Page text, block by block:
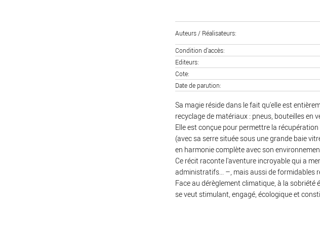
Auteurs / Réalisateurs
Condition d'accès
Editeurs
Cote
Date de parution
Sa magie réside dans le fait qu'elle est
recyclage de matériaux : pneus, bouteilles en
Elle est conçue pour permettre la
(avec sa serre située sous une grande baie
en harmonie complète avec son
Ce récit raconte l'aventure incroyable qui a
administratifs... –, mais aussi de formidables
Face au dérèglement climatique, à la
se veut stimulant, engagé, écologique et